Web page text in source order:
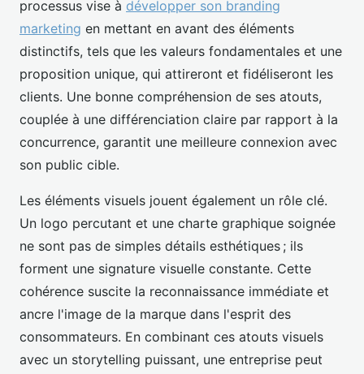
processus vise à développer son branding
marketing en mettant en avant des éléments
distinctifs, tels que les valeurs fondamentales et une
proposition unique, qui attireront et fidéliseront les
clients. Une bonne compréhension de ses atouts,
couplée à une différenciation claire par rapport à la
concurrence, garantit une meilleure connexion avec
son public cible.
Les éléments visuels jouent également un rôle clé.
Un logo percutant et une charte graphique soignée
ne sont pas de simples détails esthétiques ; ils
forment une signature visuelle constante. Cette
cohérence suscite la reconnaissance immédiate et
ancre l'image de la marque dans l'esprit des
consommateurs. En combinant ces atouts visuels
avec un storytelling puissant, une entreprise peut